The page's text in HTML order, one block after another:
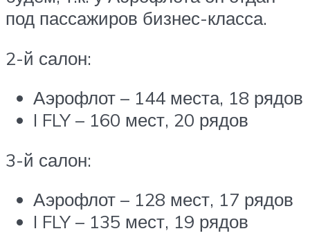
под пассажиров бизнес-класса.
2-й салон:
Аэрофлот – 144 места, 18 рядов
I FLY – 160 мест, 20 рядов
3-й салон:
Аэрофлот – 128 мест, 17 рядов
I FLY – 135 мест, 19 рядов